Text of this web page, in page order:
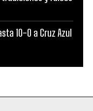
10-0 a Cruz Azul